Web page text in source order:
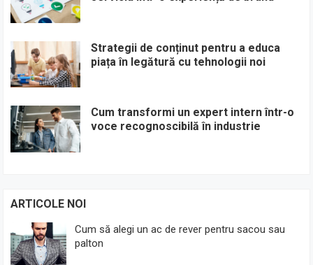
Strategii de conținut pentru a educa
piața în legătură cu tehnologii noi
Cum transformi un expert intern într-o
voce recognoscibilă în industrie
ARTICOLE NOI
Cum să alegi un ac de rever pentru sacou sau
palton